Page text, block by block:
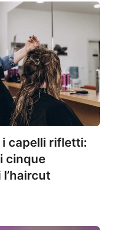
i capelli rifletti:
cinque